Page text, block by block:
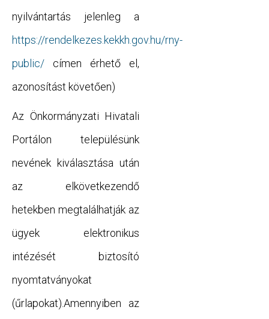
nyilvántartás jelenleg a
https://rendelkezes.kekkh.gov.hu/rny-
public/ címen érhető el,
azonosítást követően)
Az Önkormányzati Hivatali
Portálon településünk
nevének kiválasztása után
az elkövetkezendő
hetekben megtalálhatják az
ügyek elektronikus
intézését biztosító
nyomtatványokat
(űrlapokat).Amennyiben az